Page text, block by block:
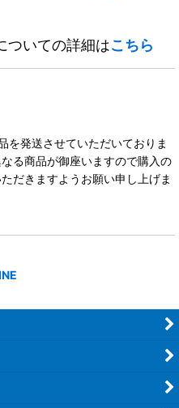
ついての詳細はこちら
を発送させていただいておりま
る商品が御座いますので購入の
だきますようお願い申し上げま